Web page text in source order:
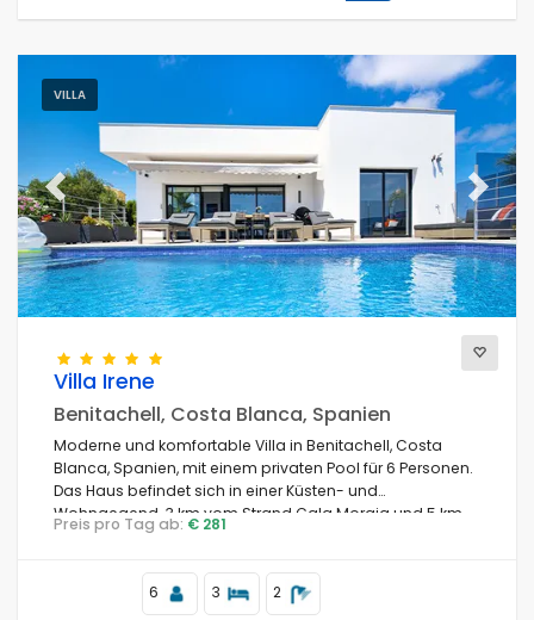
VILLA
Previous Next
Villa Irene
Benitachell, Costa Blanca, Spanien
Moderne und komfortable Villa in Benitachell, Costa
Blanca, Spanien, mit einem privaten Pool für 6 Personen.
Das Haus befindet sich in einer Küsten- und
Wohngegend, 3 km vom Strand Cala Moraig und 5 km
von Moraira entfernt.
Preis pro Tag ab: € 281
6 3 2